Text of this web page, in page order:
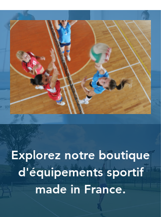
Explorez notre boutique
d'équipements sportif
made in France.